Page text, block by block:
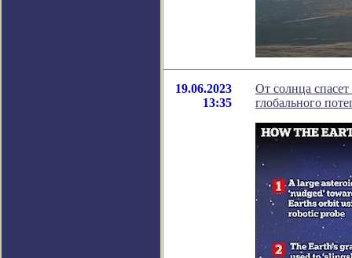
19.06.2023
13:35
От солнца
глобального